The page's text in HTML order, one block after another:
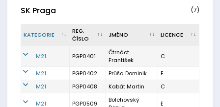
SK Praga (7)
KATEGORIE
REG.
ČÍSLO
JMÉNO LICENCE
M21 PGP0401
Čtrnáct
František
C
M21 PGP0402 Průša Dominik
E
M21
PGP0408 Kabát Martin C
M21 PGP0509
Bolehovský
E